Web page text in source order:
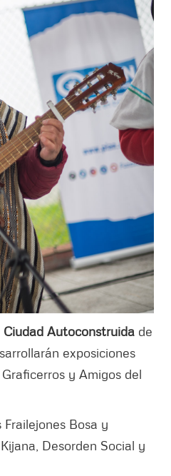
Ciudad Autoconstruida de
exposiciones
y Amigos del
Bosa y
Desorden Social y